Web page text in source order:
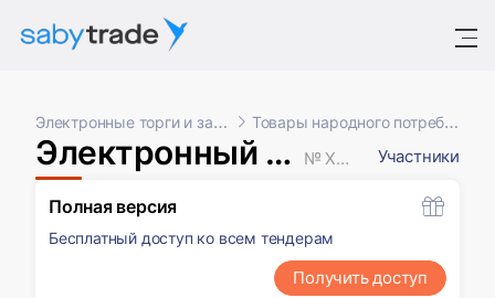
Электронные торги и закупки Товары народного потребления
Электронный открытый аукцион № XXXXXXX Участники
Полная версия
Бесплатный доступ ко всем тендерам
Получить доступ